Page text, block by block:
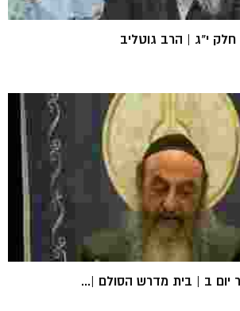
יום ב | בית מדרש הסולם |...